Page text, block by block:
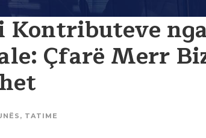
Kontributeve
Çfarë Merr
, TATIME